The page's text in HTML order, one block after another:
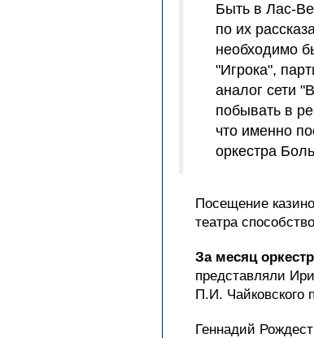
Быть в Лас-
по их
необходимо
"Игрока",
аналог сети
побывать в
что именно
оркестра
Посещение
театра
За месяц
представляли
П.И. Чайковского
Геннадий